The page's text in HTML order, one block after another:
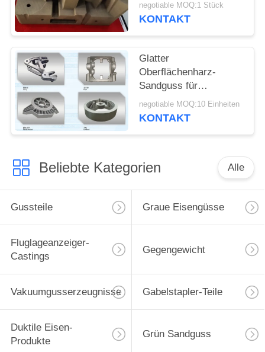
negotiable MOQ:1 Stück
KONTAKT
Glatter
Oberflächenharz-
Sandguss für
landwirtschaftliche
Maschinerie ISO-
negotiable MOQ:10 Einheiten
KONTAKT
Beliebte Kategorien Alle
Gussteile Graue Eisengüsse
Fluglageanzeiger-
Castings
Gegengewicht
Vakuumgusserzeugnisse Gabelstapler-Teile
Duktile Eisen-
Produkte
Grün Sandguss